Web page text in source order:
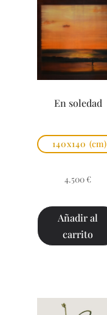
En soledad
140x140 (cm)
4.500 €
Añadir al
carrito